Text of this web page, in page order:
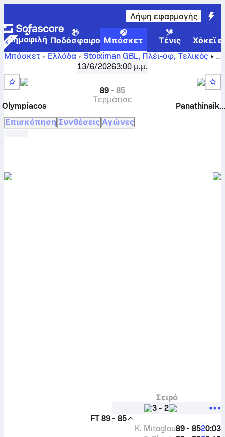
Λήψη εφαρμογής
Δημοφιλή Ποδόσφαιρο Μπάσκετ Τένις
Χόκεϊ
Μπάσκετ
Ελλάδα Stoiximan GBL, Πλέι-οφ, Τελικός
Ολυμπιακός - Παναθηναϊκός ζωντανά αποτελέσματα,
συγκριτικά, πρόγραμμα, προβλέψεις και στατιστικά
13/6/20263:00 μ.μ.
Olympiacos
89-85
Τερμάτισε
Panathinaikos
Επισκόπηση Συνθέσεις Αγώνες
Σειρά
3 - 2
FT 89 - 85
0:03
2
89 - 85
K. Mitoglou